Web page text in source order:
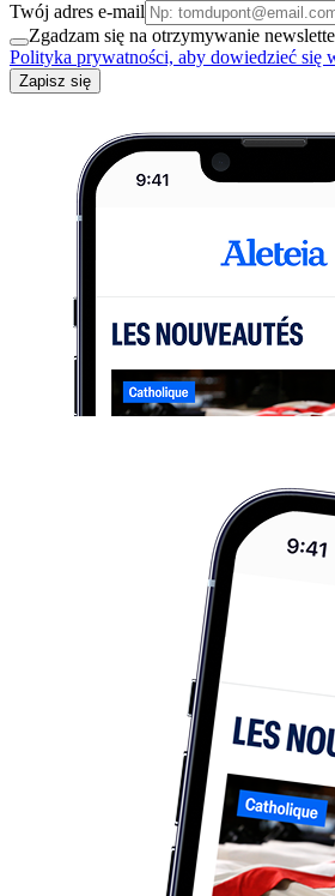
Twój adres e-mail
Zgadzam się na otrzymywanie
Polityka prywatności, aby dowiedzieć się
Zapisz się